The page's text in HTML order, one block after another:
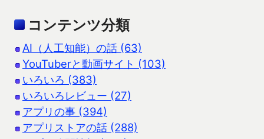
コンテンツ分類
AI（人工知能）の話 (63)
YouTuberと動画サイト (103)
いろいろ (383)
いろいろレビュー (27)
アプリの事 (394)
アプリストアの話 (288)